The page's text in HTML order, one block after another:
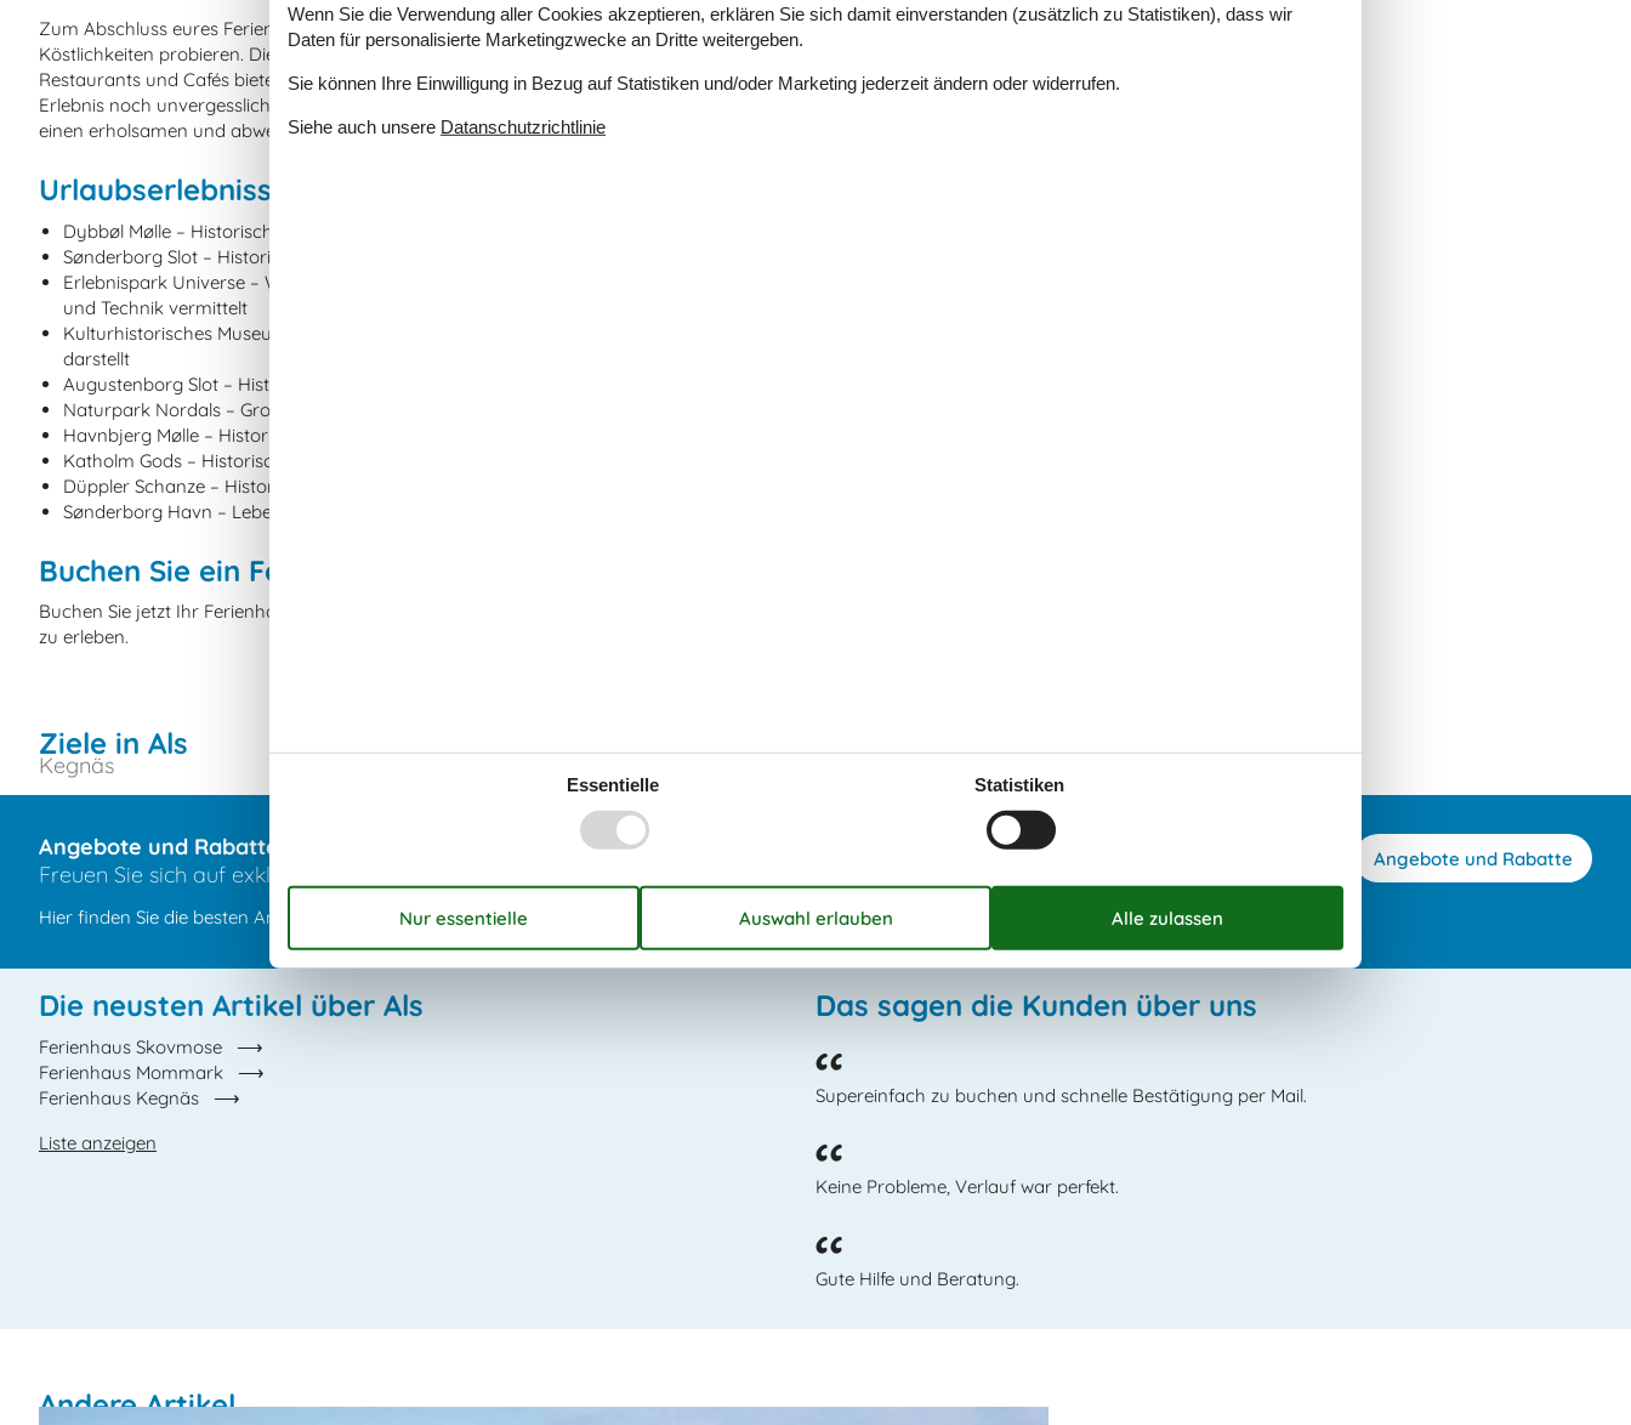
Zum Abschluss eures Ferienhausurlaubs auf Als solltet ihr unbedingt die lokalen gastronomischen
Köstlichkeiten probieren. Die Insel ist bekannt für ihre frischen Meeresfrüchte und regionalen Gerichte. Viele der
Restaurants und Cafés bieten außerdem eine fantastische Aussicht auf das Meer, was euer kulinarisches
Erlebnis noch unvergesslicher macht. Egal, was ihr sucht, Als bietet für jeden etwas. Es ist der ideale Ort für
einen erholsamen und abwechslungsreichen Urlaub mit der ganzen Familie.
Urlaubserlebnisse auf Als: Kurz und knapp
Dybbøl Mølle – Historische Windmühle und Wahrzeichen der Gegend um Sønderborg auf Als
Sønderborg Slot – Historisches Schloss und Museum in Sønderborg auf Als
Erlebnispark Universe – Wissenschafts- und Erlebnispark, der spielerisch Wissen über Naturwissenschaft
und Technik vermittelt
Kulturhistorisches Museum Sønderjylland – Museum, das die Kultur und Geschichte der Region Südjütland
darstellt
Augustenborg Slot – Historisches Schloss mit schönem Schlossgarten in Augustenborg auf Als
Naturpark Nordals – Großer Naturpark mit Wander- und Radwegen, Spielplätzen und Picknickplätzen
Havnbjerg Mølle – Historische Windmühle in Nordborg auf Als
Katholm Gods – Historisches Herrenhaus mit schönem Park in Augustenborg auf Als
Düppler Schanze – Historische Befestigungsanlage und Museum in Sønderborg auf Als
Sønderborg Havn – Lebendiger Hafen mit vielen Attraktionen in Sønderborg auf Als
Buchen Sie ein Ferienhaus auf Als jetzt
Buchen Sie jetzt Ihr Ferienhaus auf Als, um unvergessliche Momente in der malerischen dänischen Landschaft
zu erleben.
Ziele in Als
Kegnäs
Angebote und Rabatte auf Urlaubserlebnisse
Freuen Sie sich auf exklusive Rabatte und außergewöhnliche Erlebnisse!
Hier finden Sie die besten Angebote unserer Partner – ideal, um Ihre Ferien mit zusätzlichen Highlights zu bereichern.
Angebote und Rabatte
Die neusten Artikel über Als
Ferienhaus Skovmose
Ferienhaus Mommark
Ferienhaus Kegnäs
Liste anzeigen
Das sagen die Kunden über uns
Supereinfach zu buchen und schnelle Bestätigung per Mail.
Keine Probleme, Verlauf war perfekt.
Gute Hilfe und Beratung.
Andere Artikel
Wenn Sie die Verwendung aller Cookies akzeptieren, erklären Sie sich damit einverstanden (zusätzlich zu Statistiken), dass wir
Daten für personalisierte Marketingzwecke an Dritte weitergeben.
Sie können Ihre Einwilligung in Bezug auf Statistiken und/oder Marketing jederzeit ändern oder widerrufen.
Siehe auch unsere Datanschutzrichtlinie
Essentielle Statistiken